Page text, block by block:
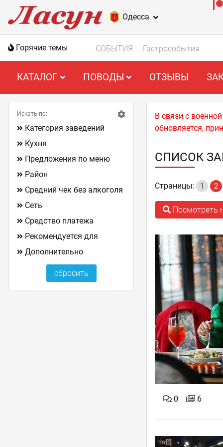
Одесса
Горячие темы СОБЫТИЯ Гастрособытия
КАТАЛОГ ПОВОДЫ ОТЗЫВЫ
В связи с
обновляется,
СПИСОК
Страницы: 1 2
Посмотреть
0 6
Искать по:
Категория заведений
Кухня
Предложения по меню
Район
Средний чек без алкоголя
Сеть
Средство платежа
Рекомендуется для
Дополнительно